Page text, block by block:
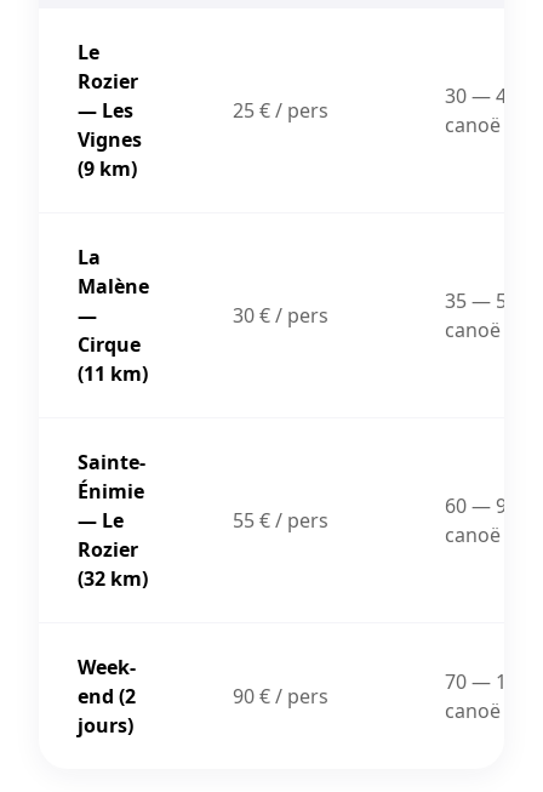
Le
Rozier
— Les
Vignes
(9 km)
25 € / pers
30 — 40 €
canoë
La
Malène
—
Cirque
(11 km)
30 € / pers
35 — 50 €
canoë
Sainte-
Énimie
— Le
Rozier
(32 km)
55 € / pers
60 — 90 €
canoë
Week-
end (2
jours)
90 € / pers
70 — 110
canoë